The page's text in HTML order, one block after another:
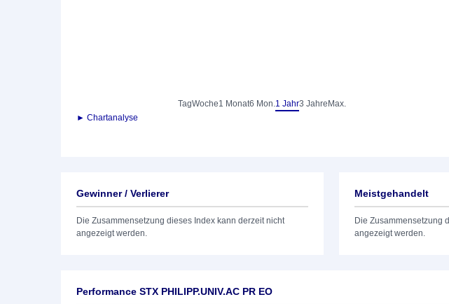
TagWoche1 Monat6 Mon.1 Jahr3 Jahre Max.
► Chartanalyse
Gewinner / Verlierer
Die Zusammensetzung dieses Index kann derzeit nicht
angezeigt werden.
Meistgehandelt
Die Zusammensetzung
angezeigt werden.
Performance STX PHILIPP.UNIV.AC PR EO